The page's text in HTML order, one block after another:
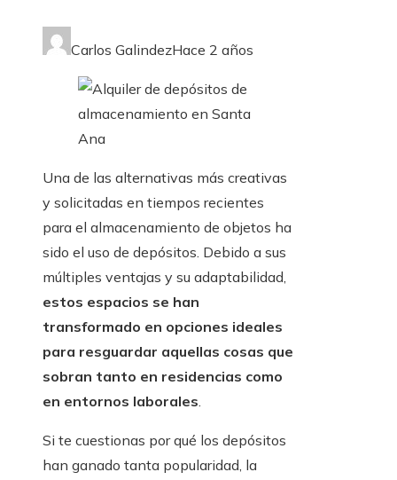
Carlos GalindezHace 2 años
Una de las alternativas más creativas
y solicitadas en tiempos recientes
para el almacenamiento de objetos ha
sido el uso de depósitos. Debido a sus
múltiples ventajas y su adaptabilidad,
estos espacios se han
transformado en opciones ideales
para resguardar aquellas cosas que
sobran tanto en residencias como
en entornos laborales.
Si te cuestionas por qué los depósitos
han ganado tanta popularidad, la